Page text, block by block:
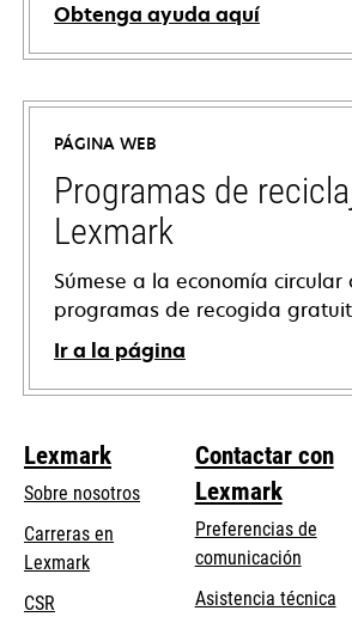
Obtenga ayuda aquí
se
abre
una
pestaña
nueva
PÁGINA WEB
Programas de
Lexmark
Súmese a la economía circular
programas de recogida
Ir a la página
Lexmark
Sobre nosotros
Carreras en
Lexmark
CSR
Contactar con
Lexmark
Preferencias de
comunicación
se
Asistencia técnicase